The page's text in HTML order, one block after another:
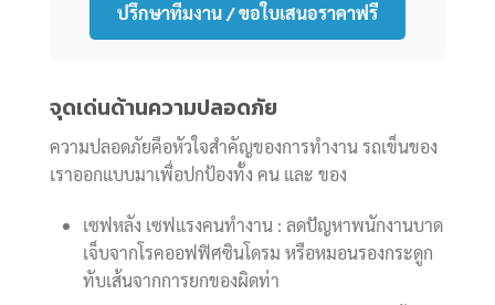
ปรึกษาทีมงาน / ขอใบเสนอราคาฟรี
จุดเด่นด้านความปลอดภัย
ความปลอดภัยคือหัวใจสำคัญของการทำงาน รถเข็นของ
เราออกแบบมาเพื่อปกป้องทั้ง คน และ ของ
เซฟหลัง เซฟแรงคนทำงาน : ลดปัญหาพนักงานบาด
เจ็บจากโรคออฟฟิศซินโดรม หรือหมอนรองกระดูก
ทับเส้นจากการยกของผิดท่า